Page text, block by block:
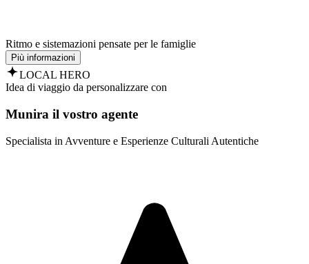
Ritmo e sistemazioni pensate per le famiglie
Più informazioni
LOCAL HERO
Idea di viaggio da personalizzare con
Munira il vostro agente
Specialista in Avventure e Esperienze Culturali Autentiche